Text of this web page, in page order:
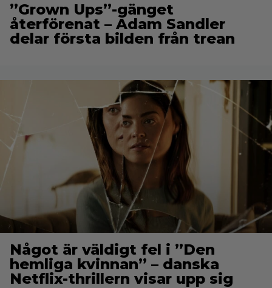
”Grown Ups”-gänget
återförenat – Adam Sandler
delar första bilden från trean
Något är väldigt fel i ”Den
hemliga kvinnan” – danska
Netflix-thrillern visar upp sig